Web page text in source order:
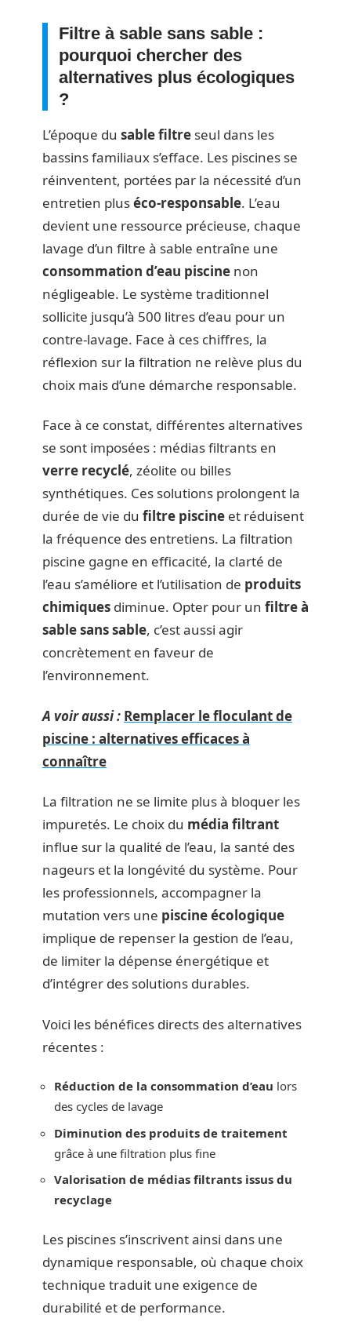
Filtre à sable sans sable :
pourquoi chercher des
alternatives plus écologiques
?
L’époque du sable filtre seul dans les
bassins familiaux s’efface. Les piscines se
réinventent, portées par la nécessité d’un
entretien pluséco-responsable. L’eau
devient une ressource précieuse, chaque
lavage d’un filtre à sable entraîne une
consommation d’eau piscine non
négligeable. Le système traditionnel
sollicite jusqu’à 500 litres d’eau pour un
contre-lavage. Face à ces chiffres, la
réflexion sur la filtration ne relève plus du
choix mais d’une démarche responsable.
Face à ce constat, différentes alternatives
se sont imposées : médias filtrants en
verre recyclé, zéolite ou billes
synthétiques. Ces solutions prolongent la
durée de vie du filtre piscine et réduisent
la fréquence des entretiens. La filtration
piscine gagne en efficacité, la clarté de
l’eau s’améliore et l’utilisation de produits
chimiques diminue. Opter pour un filtre à
sable sans sable, c’est aussi agir
concrètement en faveur de
l’environnement.
A voir aussi : Remplacer le floculant de
piscine : alternatives efficaces à
connaître
La filtration ne se limite plus à bloquer les
impuretés. Le choix du média filtrant
influe sur la qualité de l’eau, la santé des
nageurs et la longévité du système. Pour
les professionnels, accompagner la
mutation vers une piscine écologique
implique de repenser la gestion de l’eau,
de limiter la dépense énergétique et
d’intégrer des solutions durables.
Voici les bénéfices directs des alternatives
récentes :
Réduction de la consommation d’eau lors
des cycles de lavage
Diminution des produits de traitement
grâce à une filtration plus fine
Valorisation de médias filtrants issus du
recyclage
Les piscines s’inscrivent ainsi dans une
dynamique responsable, où chaque choix
technique traduit une exigence de
durabilité et de performance.